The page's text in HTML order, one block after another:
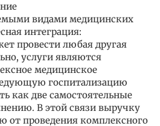
видами медицинских
интеграция:
провести любая другая
услуги являются
медицинское
госпитализацию
как две самостоятельные
В этой связи выручку
от проведения комплексного